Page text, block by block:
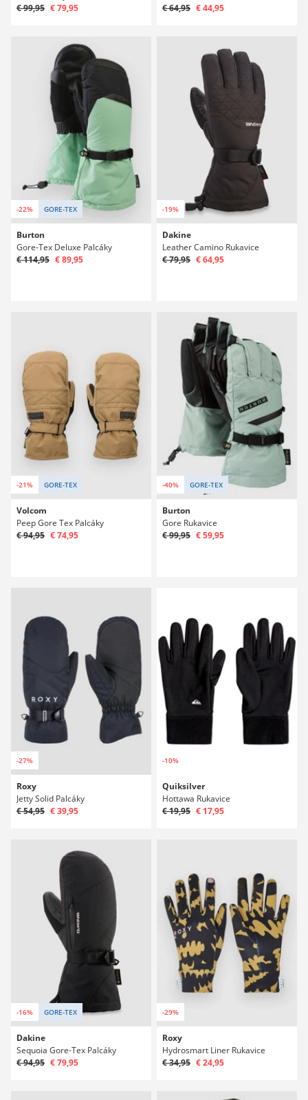
€ 99,95 € 79,95
€ 64,95 € 44,95
-22% GORE-TEX
Burton
Gore-Tex Deluxe Palcáky
€ 114,95 € 89,95
-19%
Dakine
Leather Camino Rukavice
€ 79,95 € 64,95
-21% GORE-TEX
Volcom
Peep Gore Tex Palcáky
€ 94,95 € 74,95
-40% GORE-TEX
Burton
Gore Rukavice
€ 99,95 € 59,95
-27%
Roxy
Jetty Solid Palcáky
€ 54,95 € 39,95
-10%
Quiksilver
Hottawa Rukavice
€ 19,95 € 17,95
-16% GORE-TEX
Dakine
Sequoia Gore-Tex Palcáky
€ 94,95 € 79,95
-29%
Roxy
Hydrosmart Liner Rukavice
€ 34,95 € 24,95